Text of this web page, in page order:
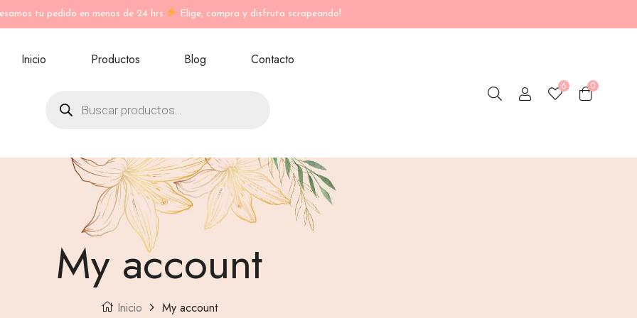
tu pedido en menos de 24 hrs. Elige, compra y disfruta scrapeando!
Inicio Productos Blog Contacto
6 0
My account
Inicio My account